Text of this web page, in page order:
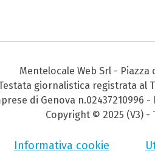
Mentelocale Web Srl -
giornalistica registrata al
di Genova n.02437210996 -
Copyright © 2025 (V3)
Informativa cookie